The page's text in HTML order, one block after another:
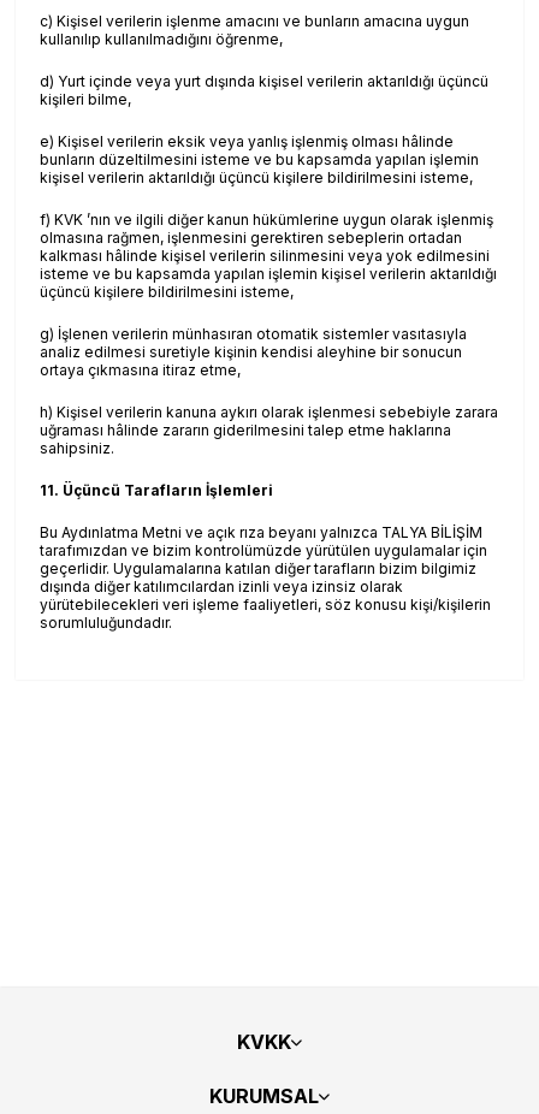
c) Kişisel verilerin işlenme amacını ve bunların amacına uygun
kullanılıp kullanılmadığını öğrenme,
d) Yurt içinde veya yurt dışında kişisel verilerin aktarıldığı üçüncü
kişileri bilme,
e) Kişisel verilerin eksik veya yanlış işlenmiş olması hâlinde
bunların düzeltilmesini isteme ve bu kapsamda yapılan işlemin
kişisel verilerin aktarıldığı üçüncü kişilere bildirilmesini isteme,
f) KVK ’nın ve ilgili diğer kanun hükümlerine uygun olarak işlenmiş
olmasına rağmen, işlenmesini gerektiren sebeplerin ortadan
kalkması hâlinde kişisel verilerin silinmesini veya yok edilmesini
isteme ve bu kapsamda yapılan işlemin kişisel verilerin aktarıldığı
üçüncü kişilere bildirilmesini isteme,
g) İşlenen verilerin münhasıran otomatik sistemler vasıtasıyla
analiz edilmesi suretiyle kişinin kendisi aleyhine bir sonucun
ortaya çıkmasına itiraz etme,
h) Kişisel verilerin kanuna aykırı olarak işlenmesi sebebiyle zarara
uğraması hâlinde zararın giderilmesini talep etme haklarına
sahipsiniz.
11. Üçüncü Tarafların İşlemleri
Bu Aydınlatma Metni ve açık rıza beyanı yalnızca TALYA BİLİŞİM
tarafımızdan ve bizim kontrolümüzde yürütülen uygulamalar için
geçerlidir. Uygulamalarına katılan diğer tarafların bizim bilgimiz
dışında diğer katılımcılardan izinli veya izinsiz olarak
yürütebilecekleri veri işleme faaliyetleri, söz konusu kişi/kişilerin
sorumluluğundadır.
KVKK
KURUMSAL